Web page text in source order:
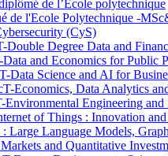
de l’École polytechnique
de l'Ecole Polytechnique -
(CyS)
Degree Data and
and Economics for Public
Data Science and AI for
Economics, Data Analytics
Engineering and
of Things : Innovation
Language Models,
and Quantitative